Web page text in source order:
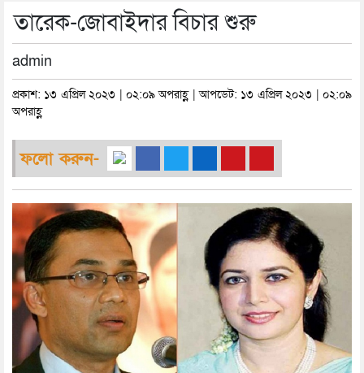
তারেক-জোবাইদার বিচার শুরু
admin
প্রকাশ: ১৩ এপ্রিল ২০২৩ | ০২:০৯ অপরাহ্ণ | আপডেট: ১৩ এপ্রিল ২০২৩ | ০২:০৯
অপরাহ্ণ
ফলো করুন-